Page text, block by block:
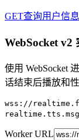
GET查询用户信息
WebSocket v2
使用 WebSocket
话结束后播放和性
wss://
Worker URL